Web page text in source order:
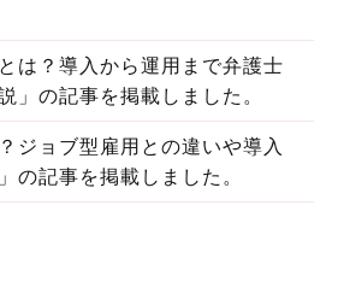
は？導入から運用まで弁護士
」の記事を掲載しました。
ジョブ型雇用との違いや導入
の記事を掲載しました。